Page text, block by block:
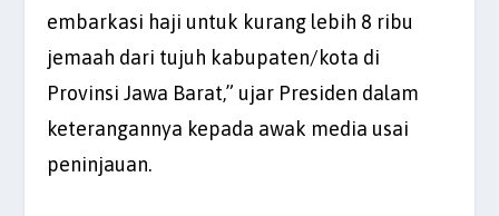
embarkasi haji untuk kurang lebih 8 ribu
jemaah dari tujuh kabupaten/kota di
Provinsi Jawa Barat,” ujar Presiden dalam
keterangannya kepada awak media usai
peninjauan.